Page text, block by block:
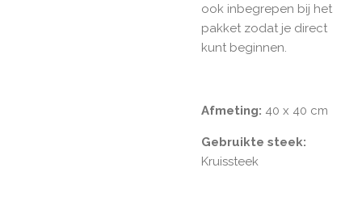
ook inbegrepen bij het
pakket zodat je direct
kunt beginnen.
Afmeting: 40 x 40 cm
Gebruikte steek:
Kruissteek